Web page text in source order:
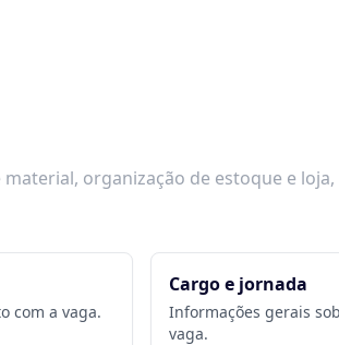
organização de estoque e
com a vaga.
Cargo e jornada
Informações gerais
vaga.